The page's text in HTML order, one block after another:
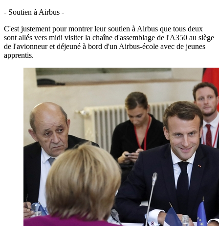
- Soutien à Airbus -
C'est justement pour montrer leur soutien à Airbus que tous deux
sont allés vers midi visiter la chaîne d'assemblage de l'A350 au siège
de l'avionneur et déjeuné à bord d'un Airbus-école avec de jeunes
apprentis.